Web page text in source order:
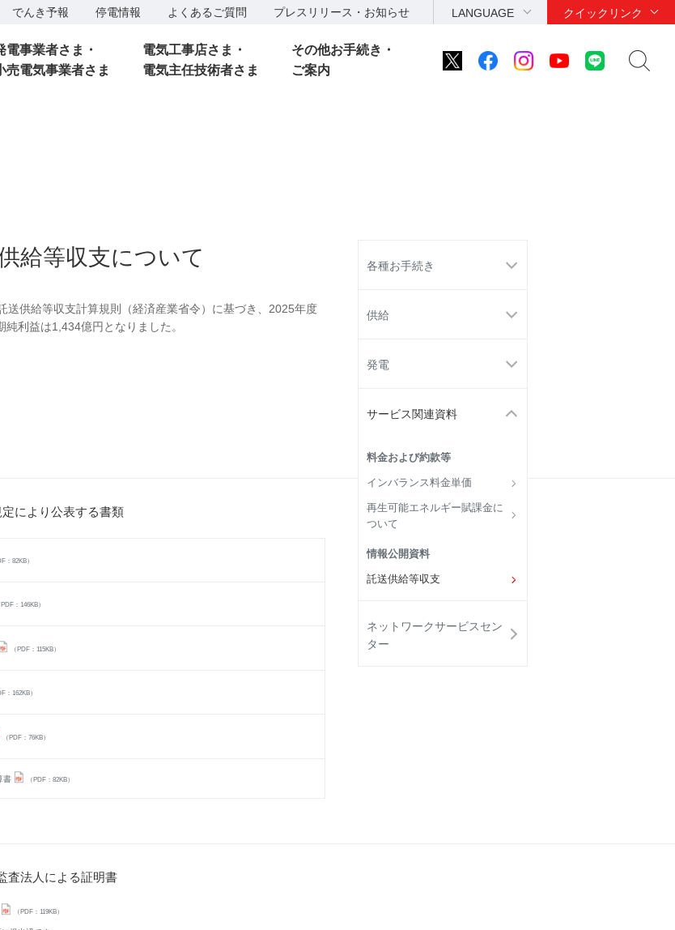
でんき予報 停電情報 よくあるご質問 プレスリリース・お知らせ LANGUAGE クイックリンク
電事業者さま・
売電気事業者さま
電気工事店さま・
電気主任技術者さま
その他お手続き・
ご案内
各種お手続き
供給
発電
サービス関連資料
料金および約款等
インバランス料金単価
再生可能エネルギー賦課金に
ついて
情報公開資料
託送供給等収支
ネットワークサービスセン
ター
給等収支について
送供給等収支計算規則（経済産業省令）に基づき、2025年度
利益は1,434億円となりました。
により公表する書類
：82KB）
PDF：146KB）
（PDF：115KB）
：162KB）
（PDF：76KB）
書 （PDF：82KB）
査法人による証明書
（PDF：119KB）